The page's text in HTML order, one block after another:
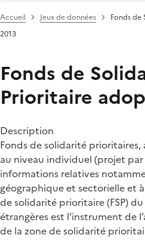
Accueil Jeux de données
Fonds
2013
Fonds de
Prioritaire
Description
Fonds de solidarité
au niveau individuel (projet
informations relatives
géographique et sectorielle et
de solidarité prioritaire (FSP)
étrangères est l’instrument de
de la zone de solidarité